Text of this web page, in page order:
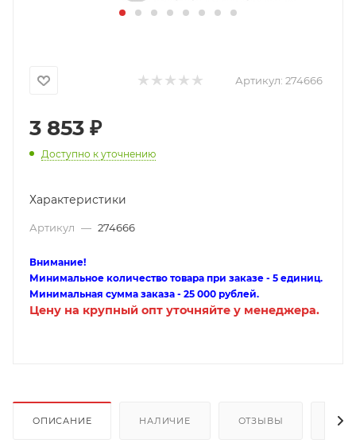
Артикул: 274666
3 853 ₽
Доступно к уточнению
Характеристики
Артикул — 274666
Внимание!
Минимальное количество товара при заказе - 5 единиц.
Минимальная сумма заказа - 25 000 рублей.
Цену на крупный опт уточняйте у менеджера.
ОПИСАНИЕ НАЛИЧИЕ ОТЗЫВЫ